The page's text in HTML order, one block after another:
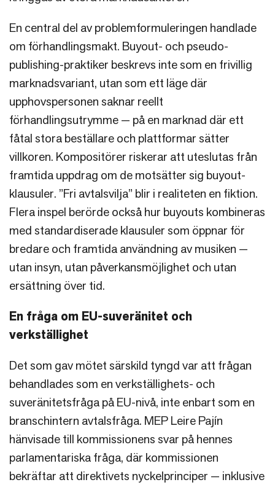
En central del av problemformuleringen handlade
om förhandlingsmakt. Buyout- och pseudo-
publishing-praktiker beskrevs inte som en frivillig
marknadsvariant, utan som ett läge där
upphovspersonen saknar reellt
förhandlingsutrymme — på en marknad där ett
fåtal stora beställare och plattformar sätter
villkoren. Kompositörer riskerar att uteslutas från
framtida uppdrag om de motsätter sig buyout-
klausuler. ”Fri avtalsvilja” blir i realiteten en fiktion.
Flera inspel berörde också hur buyouts kombineras
med standardiserade klausuler som öppnar för
bredare och framtida användning av musiken —
utan insyn, utan påverkansmöjlighet och utan
ersättning över tid.
En fråga om EU-suveränitet och
verkställighet
Det som gav mötet särskild tyngd var att frågan
behandlades som en verkställighets- och
suveränitetsfråga på EU-nivå, inte enbart som en
branschintern avtalsfråga. MEP Leire Pajín
hänvisade till kommissionens svar på hennes
parlamentariska fråga, där kommissionen
bekräftar att direktivets nyckelprinciper — inklusive